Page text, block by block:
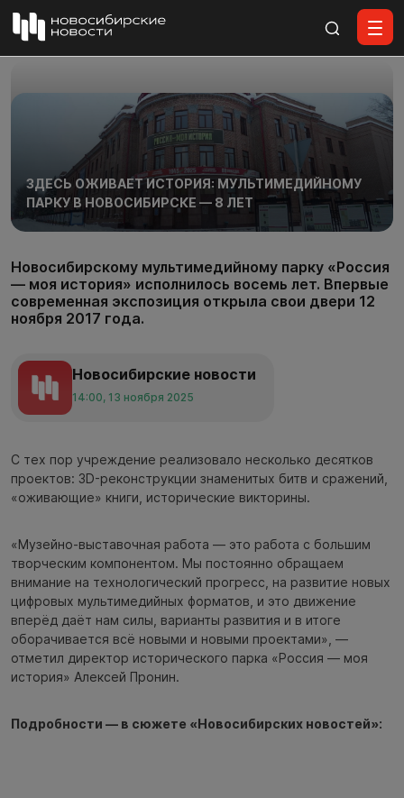
ЗДЕСЬ ОЖИВАЕТ ИСТОРИЯ: МУЛЬТИМЕДИЙНОМУ
ПАРКУ В НОВОСИБИРСКЕ — 8 ЛЕТ
Новосибирскому мультимедийному парку «Россия
— моя история» исполнилось восемь лет. Впервые
современная экспозиция открыла свои двери 12
ноября 2017 года.
Новосибирские новости
14:00, 13 ноября 2025
С тех пор учреждение реализовало несколько десятков
проектов: 3D-реконструкции знаменитых битв и сражений,
«оживающие» книги, исторические викторины.
«Музейно-выставочная работа — это работа с большим
творческим компонентом. Мы постоянно обращаем
внимание на технологический прогресс, на развитие новых
цифровых мультимедийных форматов, и это движение
вперёд даёт нам силы, варианты развития и в итоге
оборачивается всё новыми и новыми проектами», —
отметил директор исторического парка «Россия — моя
история» Алексей Пронин.
Подробности — в сюжете «Новосибирских новостей»: